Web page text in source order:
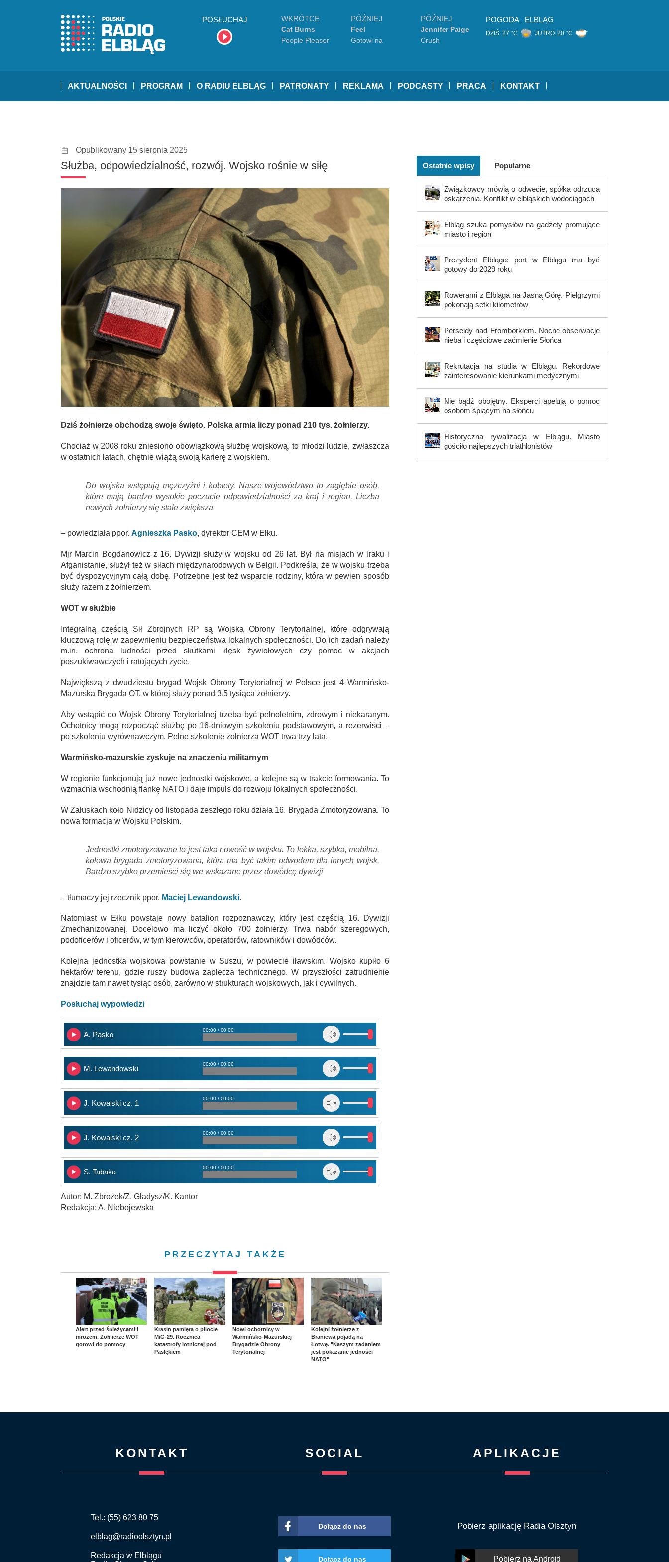
POSŁUCHAJ WKRÓTCE
Cat Burns
People Pleaser
PÓŹNIEJ
Feel
Gotowi na
PÓŹNIEJ
Jennifer Paige
Crush
POGODA ELBLĄG
DZIŚ: 27 °C JUTRO: 20 °C
AKTUALNOŚCI PROGRAM O RADIU ELBLĄG PATRONATY REKLAMA PODCASTY PRACA KONTAKT
Opublikowany 15 sierpnia 2025
Służba, odpowiedzialność, rozwój. Wojsko rośnie w siłę
Dziś żołnierze obchodzą swoje święto. Polska armia liczy ponad 210 tys. żołnierzy.
Chociaż w 2008 roku zniesiono obowiązkową służbę wojskową, to młodzi ludzie, zwłaszcza
w ostatnich latach, chętnie wiążą swoją karierę z wojskiem.
Do wojska wstępują mężczyźni i kobiety. Nasze województwo to zagłębie osób,
które mają bardzo wysokie poczucie odpowiedzialności za kraj i region. Liczba
nowych żołnierzy się stale zwiększa
– powiedziała ppor. Agnieszka Pasko, dyrektor CEM w Ełku.
Mjr Marcin Bogdanowicz z 16. Dywizji służy w wojsku od 26 lat. Był na misjach w Iraku i
Afganistanie, służył też w siłach międzynarodowych w Belgii. Podkreśla, że w wojsku trzeba
być dyspozycyjnym całą dobę. Potrzebne jest też wsparcie rodziny, która w pewien sposób
służy razem z żołnierzem.
WOT w służbie
Integralną częścią Sił Zbrojnych RP są Wojska Obrony Terytorialnej, które odgrywają
kluczową rolę w zapewnieniu bezpieczeństwa lokalnych społeczności. Do ich zadań należy
m.in. ochrona ludności przed skutkami klęsk żywiołowych czy pomoc w akcjach
poszukiwawczych i ratujących życie.
Największą z dwudziestu brygad Wojsk Obrony Terytorialnej w Polsce jest 4 Warmińsko-
Mazurska Brygada OT, w której służy ponad 3,5 tysiąca żołnierzy.
Aby wstąpić do Wojsk Obrony Terytorialnej trzeba być pełnoletnim, zdrowym i niekaranym.
Ochotnicy mogą rozpocząć służbę po 16-dniowym szkoleniu podstawowym, a rezerwiści –
po szkoleniu wyrównawczym. Pełne szkolenie żołnierza WOT trwa trzy lata.
Warmińsko-mazurskie zyskuje na znaczeniu militarnym
W regionie funkcjonują już nowe jednostki wojskowe, a kolejne są w trakcie formowania. To
wzmacnia wschodnią flankę NATO i daje impuls do rozwoju lokalnych społeczności.
W Załuskach koło Nidzicy od listopada zeszłego roku działa 16. Brygada Zmotoryzowana. To
nowa formacja w Wojsku Polskim.
Jednostki zmotoryzowane to jest taka nowość w wojsku. To lekka, szybka, mobilna,
kołowa brygada zmotoryzowana, która ma być takim odwodem dla innych wojsk.
Bardzo szybko przemieści się we wskazane przez dowódcę dywizji
– tłumaczy jej rzecznik ppor. Maciej Lewandowski.
Natomiast w Ełku powstaje nowy batalion rozpoznawczy, który jest częścią 16. Dywizji
Zmechanizowanej. Docelowo ma liczyć około 700 żołnierzy. Trwa nabór szeregowych,
podoficerów i oficerów, w tym kierowców, operatorów, ratowników i dowódców.
Kolejna jednostka wojskowa powstanie w Suszu, w powiecie iławskim. Wojsko kupiło 6
hektarów terenu, gdzie ruszy budowa zaplecza technicznego. W przyszłości zatrudnienie
znajdzie tam nawet tysiąc osób, zarówno w strukturach wojskowych, jak i cywilnych.
Posłuchaj wypowiedzi
A. Pasko
00:00 / 00:00
M. Lewandowski
00:00 / 00:00
J. Kowalski cz. 1
00:00 / 00:00
J. Kowalski cz. 2
00:00 / 00:00
S. Tabaka
00:00 / 00:00
Autor: M. Zbrożek/Z. Gładysz/K. Kantor
Redakcja: A. Niebojewska
PRZECZYTAJ TAKŻE
Alert przed śnieżycami i
mrozem. Żołnierze WOT
gotowi do pomocy
Krasin pamięta o pilocie
MiG-29. Rocznica
katastrofy lotniczej pod
Pasłękiem
Nowi ochotnicy w
Warmińsko-Mazurskiej
Brygadzie Obrony
Terytorialnej
Kolejni żołnierze z
Braniewa pojadą na
Łotwę. "Naszym zadaniem
jest pokazanie jedności
NATO"
Ostatnie wpisy Popularne
Związkowcy mówią o odwecie, spółka odrzuca
oskarżenia. Konflikt w elbląskich wodociągach
Elbląg szuka pomysłów na gadżety promujące
miasto i region
Prezydent Elbląga: port w Elblągu ma być
gotowy do 2029 roku
Rowerami z Elbląga na Jasną Górę. Pielgrzymi
pokonają setki kilometrów
Perseidy nad Fromborkiem. Nocne obserwacje
nieba i częściowe zaćmienie Słońca
Rekrutacja na studia w Elblągu. Rekordowe
zainteresowanie kierunkami medycznymi
Nie bądź obojętny. Eksperci apelują o pomoc
osobom śpiącym na słońcu
Historyczna rywalizacja w Elblągu. Miasto
gościło najlepszych triathlonistów
KONTAKT
Tel.: (55) 623 80 75
elblag@radioolsztyn.pl
Redakcja w Elblągu
SOCIAL
Dołącz do nas
Dołącz do nas
APLIKACJE
Pobierz aplikację Radia Olsztyn
Pobierz na Android